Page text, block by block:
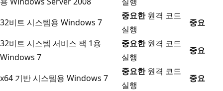
32비트 시스템용 Windows 7
중요한원격 코드
실행
중요
32비트 시스템 서비스 팩 1용
Windows 7
중요한원격 코드
실행
중요
x64 기반 시스템용 Windows 7
중요한원격 코드
실행
중요